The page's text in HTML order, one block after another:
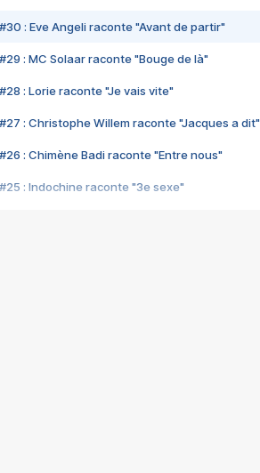
#30 : Eve Angeli raconte "Avant de partir"
#29 : MC Solaar raconte "Bouge de là"
#28 : Lorie raconte "Je vais vite"
#27 : Christophe Willem raconte "Jacques a dit"
#26 : Chimène Badi raconte "Entre nous"
#25 : Indochine raconte "3e sexe"